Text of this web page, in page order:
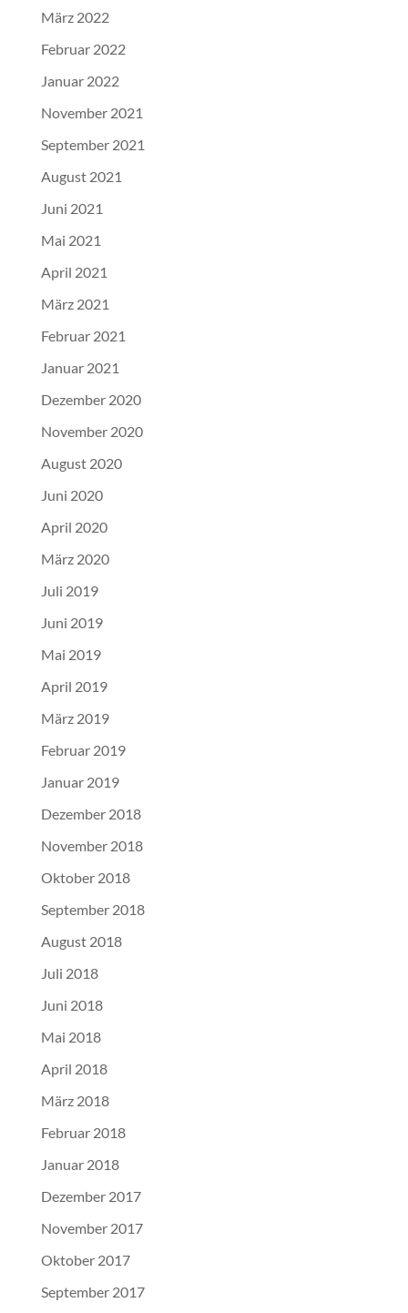
März 2022
Februar 2022
Januar 2022
November 2021
September 2021
August 2021
Juni 2021
Mai 2021
April 2021
März 2021
Februar 2021
Januar 2021
Dezember 2020
November 2020
August 2020
Juni 2020
April 2020
März 2020
Juli 2019
Juni 2019
Mai 2019
April 2019
März 2019
Februar 2019
Januar 2019
Dezember 2018
November 2018
Oktober 2018
September 2018
August 2018
Juli 2018
Juni 2018
Mai 2018
April 2018
März 2018
Februar 2018
Januar 2018
Dezember 2017
November 2017
Oktober 2017
September 2017